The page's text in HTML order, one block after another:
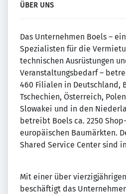
ÜBER UNS
Das Unternehmen Boels –
Spezialisten für die
technischen Ausrüstungen
Veranstaltungsbedarf –
460 Filialen in Deutschland,
Tschechien, Österreich,
Slowakei und in den
betreibt Boels ca. 2250
europäischen Baumärkten.
Shared Service Center sind
Mit einer über
beschäftigt das